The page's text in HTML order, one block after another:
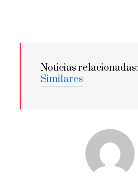
Noticias relacionadas:
Similares